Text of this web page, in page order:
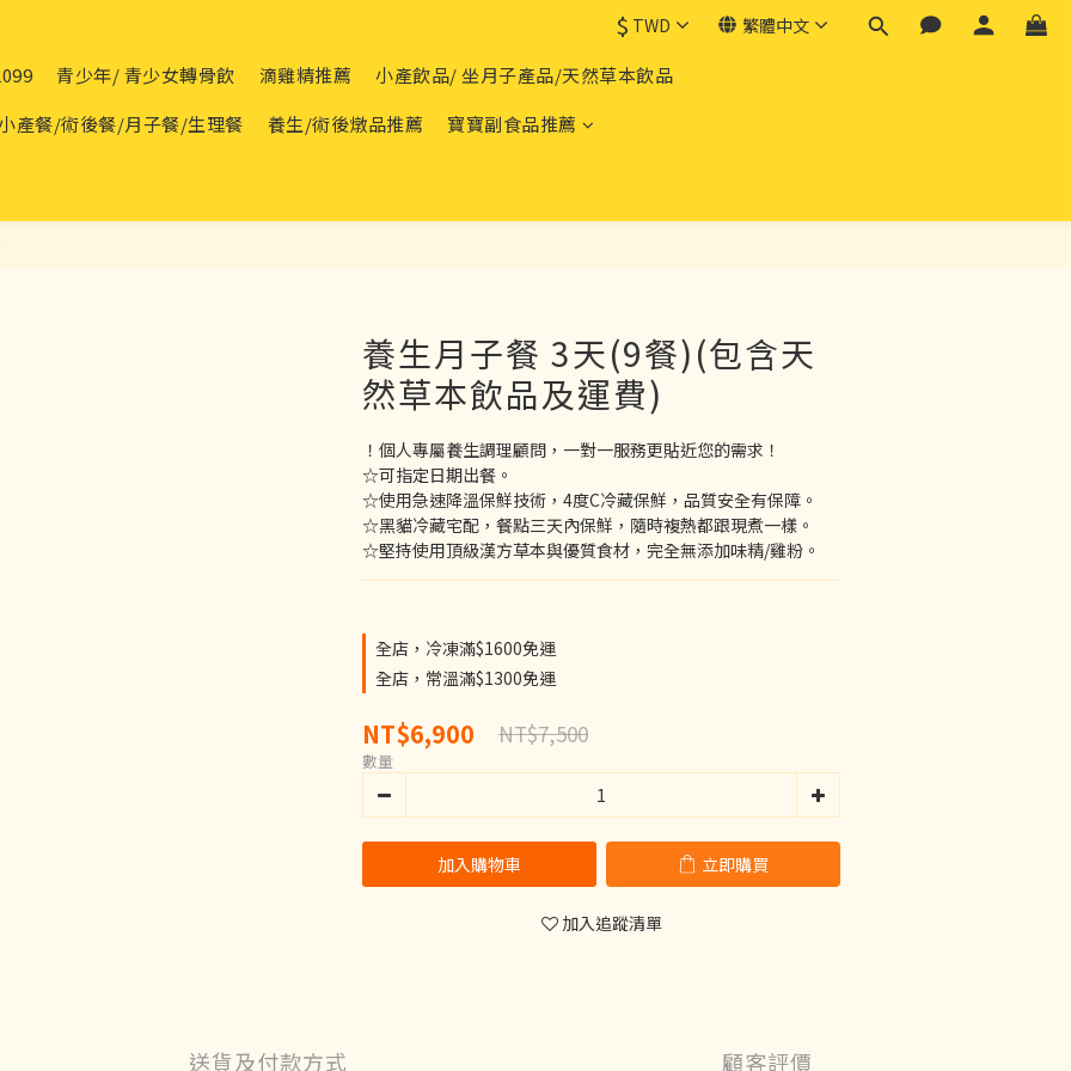
$ TWD 繁體中文
青少年/ 青少女轉骨飲 滴雞精推薦
小產飲品/ 坐月子產品/天然草本飲品
產餐/術後餐/月子餐/生理餐
養生/術後燉品推薦 寶寶副食品推薦
養生月子餐 3天(9餐)(包含天
然草本飲品及運費)
！個人專屬養生調理顧問，一對一服務更貼近您的需求！
☆可指定日期出餐。
☆使用急速降溫保鮮技術，4度C冷藏保鮮，品質安全有保障。
☆黑貓冷藏宅配，餐點三天內保鮮，隨時複熱都跟現煮一樣。
☆堅持使用頂級漢方草本與優質食材，完全無添加味精/雞粉。
全店，冷凍滿$1600免運
全店，常溫滿$1300免運
NT$6,900 NT$7,500
數量
加入購物車 立即購買
加入追蹤清單
送貨及付款方式 顧客評價